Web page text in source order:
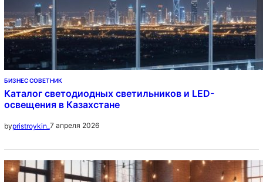
БИЗНЕС СОВЕТНИК
Каталог светодиодных светильников и LED-
освещения в Казахстане
bypristroykin_ 7 апреля 2026